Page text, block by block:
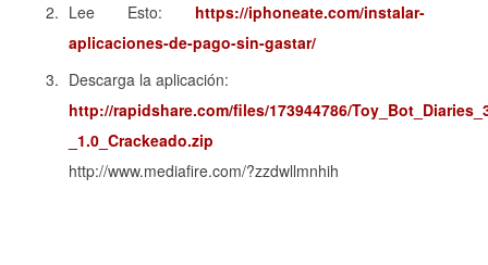
Lee Esto: https://iphoneate.com/instalar-
aplicaciones-de-pago-sin-gastar/
Descarga la aplicación:
http://rapidshare.com/files/173944786/
_1.0_Crackeado.zip
http://www.mediafire.com/?zzdwllmnhih